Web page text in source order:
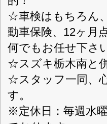
URL https://kobac-
営業案内 平日9：00-19：00 ／
00
定休日
水曜・第2日曜日・
年始
対応車種 車検・整備・修理・
ハイブリッド車
取扱車検
スーパーテクノパック
スーパーセーフティー